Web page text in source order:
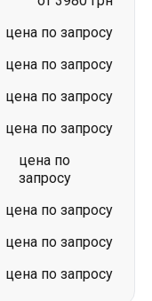
цена по запросу
цена по запросу
цена по запросу
цена по запросу
цена по
запросу
цена по запросу
цена по запросу
цена по запросу